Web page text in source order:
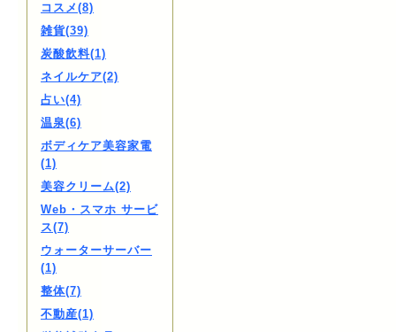
コスメ(8)
雑貨(39)
炭酸飲料(1)
ネイルケア(2)
占い(4)
温泉(6)
ボディケア美容家電
(1)
美容クリーム(2)
Web・スマホ サービ
ス(7)
ウォーターサーバー
(1)
整体(7)
不動産(1)